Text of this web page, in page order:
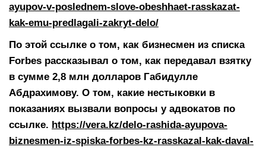
ayupov-v-poslednem-slove-obeshhaet-rasskazat-
kak-emu-predlagali-zakryt-delo/
По этой ссылке о том, как бизнесмен из списка
Forbes рассказывал о том, как передавал взятку
в сумме 2,8 млн долларов Габидулле
Абдрахимову. О том, какие нестыковки в
показаниях вызвали вопросы у адвокатов по
ссылке. https://vera.kz/delo-rashida-ayupova-
biznesmen-iz-spiska-forbes-kz-rasskazal-kak-daval-